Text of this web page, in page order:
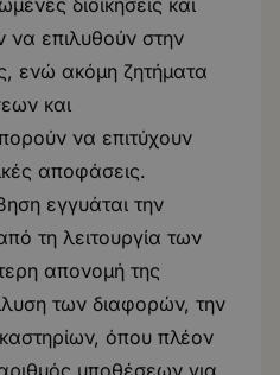
διοικήσεις και
να επιλυθούν στην
ενώ ακόμη ζητήματα
και
να επιτύχουν
αποφάσεις.
εγγυάται την
τη λειτουργία των
απονομή της
των διαφορών, την
όπου πλέον
υποθέσεων για